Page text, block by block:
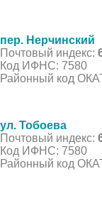
пер. Нерчинский
Почтовый индекс:
Код ИФНС: 7580
Районный код
ул. Тобоева
Почтовый индекс:
Код ИФНС: 7580
Районный код